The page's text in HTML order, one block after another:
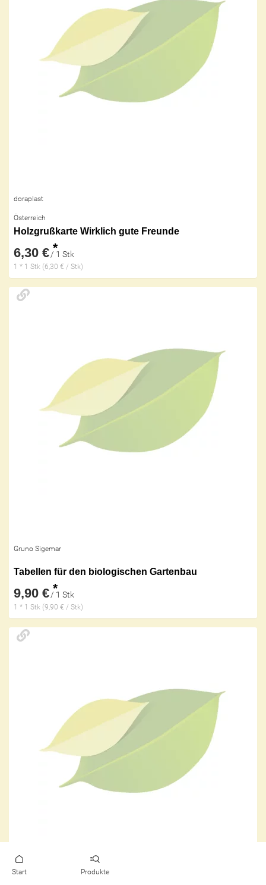
doraplast
Österreich
Holzgrußkarte Wirklich gute Freunde
6,30 € *
/ 1 Stk
1 * 1 Stk (6,30 € / Stk)
Gruno Sigemar
Tabellen für den biologischen Gartenbau
9,90 € *
/ 1 Stk
1 * 1 Stk (9,90 € / Stk)
Start Produkte